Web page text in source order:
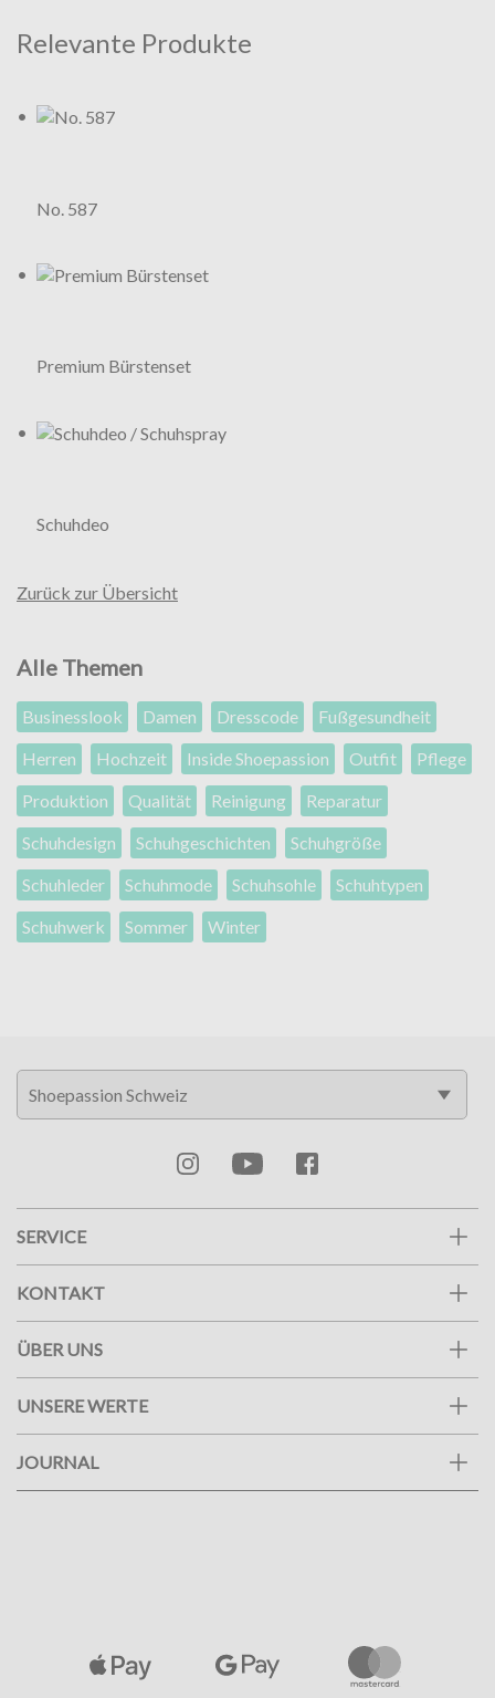
Relevante Produkte
No. 587
Premium Bürstenset
Schuhdeo
Zurück zur Übersicht
Alle Themen
Businesslook Damen Dresscode
Fußgesundheit
Herren
Hochzeit Inside Shoepassion Outfit
Pflege
Produktion
Qualität Reinigung
Reparatur
Schuhdesign
Schuhgeschichten
Schuhgröße
Schuhleder
Schuhmode Schuhsohle
Schuhtypen
Schuhwerk
Sommer Winter
SERVICE
KONTAKT
ÜBER UNS
UNSERE WERTE
JOURNAL